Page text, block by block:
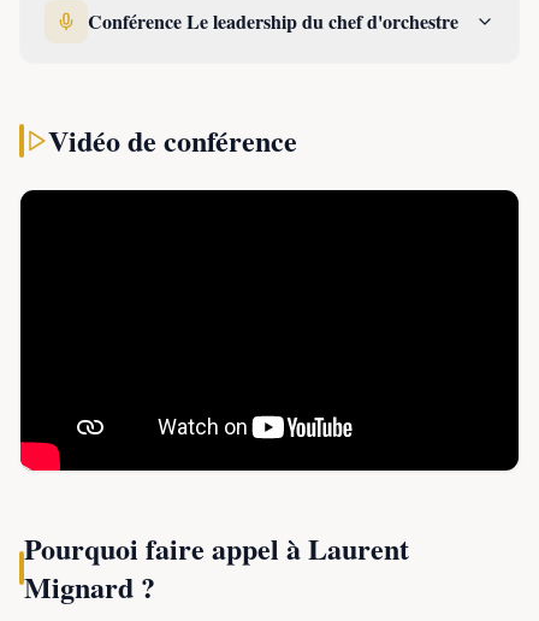
Passionné par
A ce titre, Laurent a l’occasion de se produire en l’église
Saint-Sulpice lors du « Sacred Concert ». Ce dernier
Conférence Le leadership du chef d'orchestre
Vidéo de conférence
Pourquoi faire appel àLaurent
Mignard?